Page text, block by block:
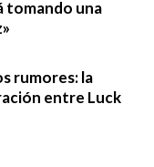
tomando una
rumores: la
entre Luck